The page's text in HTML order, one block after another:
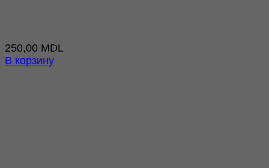
250,00 MDL
В корзину